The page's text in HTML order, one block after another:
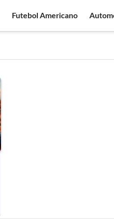
Futebol Americano